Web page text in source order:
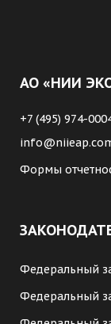
АО «НИИ
+7 (495) 974-
Формы
Федеральный
Федеральный